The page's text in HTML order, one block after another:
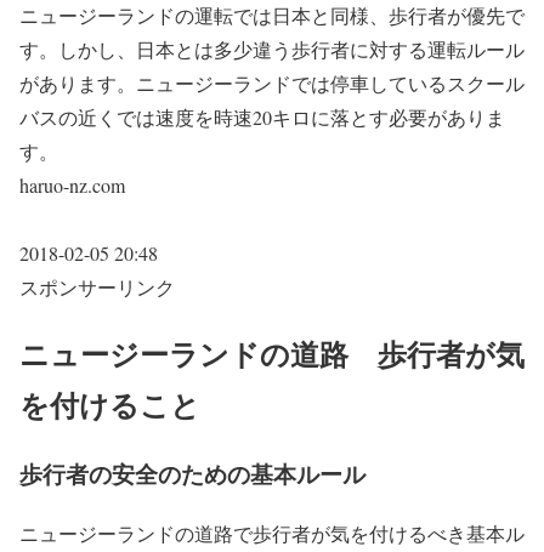
ニュージーランドの運転では日本と同様、歩行者が優先で
す。しかし、日本とは多少違う歩行者に対する運転ルール
があります。ニュージーランドでは停車しているスクール
バスの近くでは速度を時速20キロに落とす必要がありま
す。
haruo-nz.com
2018-02-05 20:48
スポンサーリンク
ニュージーランドの道路 歩行者が気
を付けること
歩行者の安全のための基本ルール
ニュージーランドの道路で歩行者が気を付けるべき基本ル